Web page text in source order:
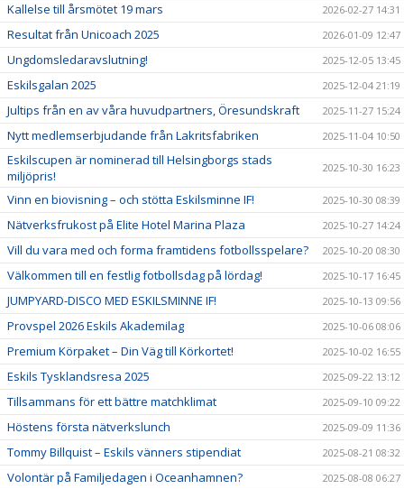
Kallelse till årsmötet 19 mars 2026-02-27 14:31
Resultat från Unicoach 2025 2026-01-09 12:47
Ungdomsledaravslutning! 2025-12-05 13:45
Eskilsgalan 2025 2025-12-04 21:19
Jultips från en av våra huvudpartners, Öresundskraft 2025-11-27 15:24
Nytt medlemserbjudande från Lakritsfabriken 2025-11-04 10:50
Eskilscupen är nominerad till Helsingborgs stads
miljöpris!
2025-10-30 16:23
Vinn en biovisning – och stötta Eskilsminne IF! 2025-10-30 08:39
Nätverksfrukost på Elite Hotel Marina Plaza 2025-10-27 14:24
Vill du vara med och forma framtidens fotbollsspelare? 2025-10-20 08:30
Välkommen till en festlig fotbollsdag på lördag! 2025-10-17 16:45
JUMPYARD-DISCO MED ESKILSMINNE IF! 2025-10-13 09:56
Provspel 2026 Eskils Akademilag 2025-10-06 08:06
Premium Körpaket – Din Väg till Körkortet! 2025-10-02 16:55
Eskils Tysklandsresa 2025 2025-09-22 13:12
Tillsammans för ett bättre matchklimat 2025-09-10 09:22
Höstens första nätverkslunch 2025-09-09 11:36
Tommy Billquist – Eskils vänners stipendiat 2025-08-21 08:32
Volontär på Familjedagen i Oceanhamnen? 2025-08-08 06:27